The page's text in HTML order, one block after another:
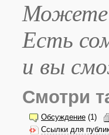
Можете
Есть
и вы
Смотри
Обсуждение (1)
Ссылки для